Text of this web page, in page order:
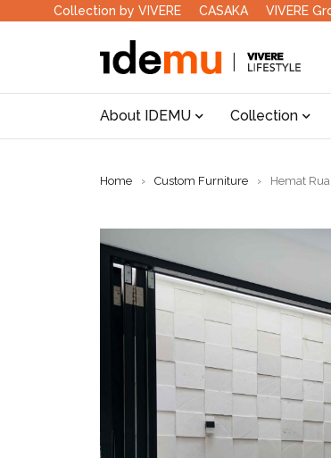
Collection by VIVERE CASAKA VIVERE
About IDEMU Collection
Home › Custom Furniture › Hemat